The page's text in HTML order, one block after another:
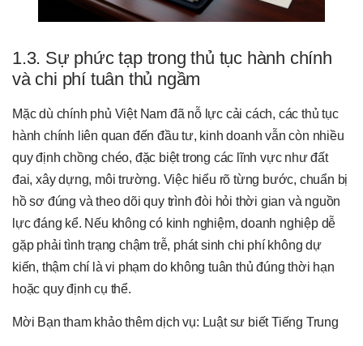
1.3. Sự phức tạp trong thủ tục hành chính
và chi phí tuân thủ ngầm
Mặc dù chính phủ Việt Nam đã nỗ lực cải cách, các thủ tục
hành chính liên quan đến đầu tư, kinh doanh vẫn còn nhiều
quy định chồng chéo, đặc biệt trong các lĩnh vực như đất
đai, xây dựng, môi trường. Việc hiểu rõ từng bước, chuẩn bị
hồ sơ đúng và theo dõi quy trình đòi hỏi thời gian và nguồn
lực đáng kể. Nếu không có kinh nghiệm, doanh nghiệp dễ
gặp phải tình trạng chậm trễ, phát sinh chi phí không dự
kiến, thậm chí là vi phạm do không tuân thủ đúng thời hạn
hoặc quy định cụ thể.
Mời Bạn tham khảo thêm dịch vụ: Luật sư biết Tiếng Trung